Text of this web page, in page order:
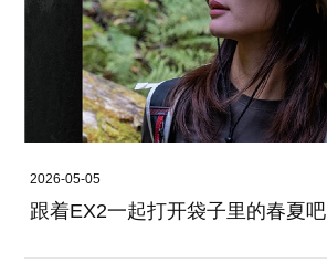
2026-05-05
跟着EX2一起打开袋子里的春夏吧